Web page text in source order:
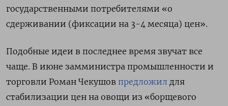
государственными потребителями «о
сдерживании (фиксации на 3-4 месяца) цен».
Подобные идеи в последнее время звучат все
чаще. В июне замминистра промышленности и
торговли Роман Чекушов предложил для
стабилизации цен на овощи из «борщевого